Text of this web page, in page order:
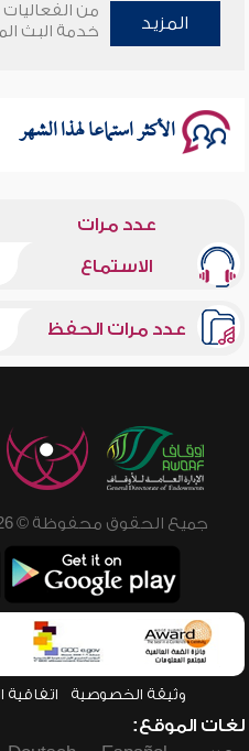
وأمنهم من خوف 9
المزيد
من
خدمة البث
الأكثر استماعا لهذا الشهر
عدد مرات
الاستماع
عدد مرات الحفظ
جميع الحقوق محفوظة © 2026 - 1998 لشبكة إسلام ويب
وثيقة الخصوصية اتفاقية
لغات الموقع: